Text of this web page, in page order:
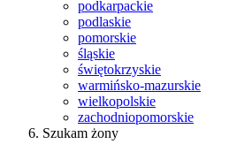
podkarpackie
podlaskie
pomorskie
śląskie
świętokrzyskie
warmińsko-mazurskie
wielkopolskie
zachodniopomorskie
Szukam żony